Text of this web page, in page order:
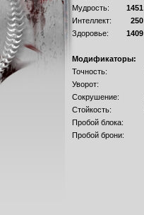
Мудрость:
1451
Интеллект:
250
Здоровье:
1409
Модификаторы:
Точность:
Уворот:
Сокрушение:
Стойкость:
Пробой блока:
Пробой брони: